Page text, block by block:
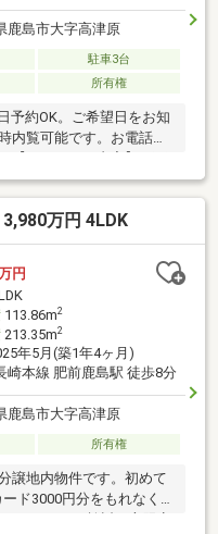
鹿島市大字高津原
駐車3台
所有権
予約OK。ご希望日をお知
内覧可能です。お電話か
、給排水管の故障や漏水
構工事外壁張替、屋根一
交換、ユニットバス交
り、クロス張替え、建具
ホン設置、火災警報器設
・シロアリ防除工事施工
万円 4LDK
円
113.86m2
213.35m2
年5月(築1年4ヶ月)
崎本線 肥前鹿島駅 徒歩8分
鹿島市大字高津原
所有権
譲地内物件です。初めて
ド3000円分をもれなくプ